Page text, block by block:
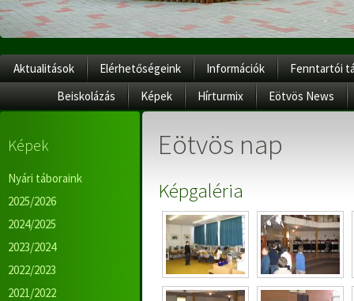
Aktualitások Elérhetőségeink Információk
Fenntartói
Beiskolázás
Képek Hírturmix Eötvös News
Képek
Nyári táboraink
2025/2026
2024/2025
2023/2024
2022/2023
2021/2022
Eötvös nap
Képgaléria